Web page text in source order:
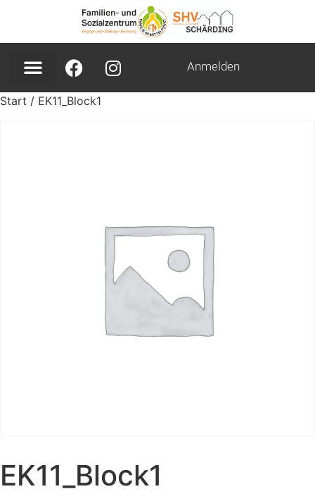
Anmelden
Start / EK11_Block1
EK11_Block1